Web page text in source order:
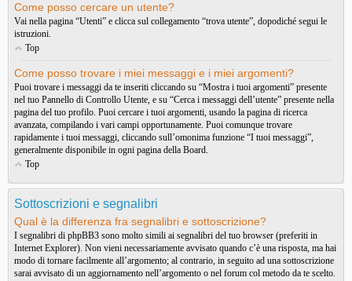
Come posso cercare un utente?
Vai nella pagina “Utenti” e clicca sul collegamento “trova utente”, dopodiché segui le
istruzioni.
Top
Come posso trovare i miei messaggi e i miei argomenti?
Puoi trovare i messaggi da te inseriti cliccando su “Mostra i tuoi argomenti” presente
nel tuo Pannello di Controllo Utente, e su “Cerca i messaggi dell’utente” presente nella
pagina del tuo profilo. Puoi cercare i tuoi argomenti, usando la pagina di ricerca
avanzata, compilando i vari campi opportunamente. Puoi comunque trovare
rapidamente i tuoi messaggi, cliccando sull’omonima funzione “I tuoi messaggi”,
generalmente disponibile in ogni pagina della Board.
Top
Sottoscrizioni e segnalibri
Qual è la differenza fra segnalibri e sottoscrizione?
I segnalibri di phpBB3 sono molto simili ai segnalibri del tuo browser (preferiti in
Internet Explorer). Non vieni necessariamente avvisato quando c’è una risposta, ma hai
modo di tornare facilmente all’argomento; al contrario, in seguito ad una sottoscrizione
sarai avvisato di un aggiornamento nell’argomento o nel forum col metodo da te scelto.